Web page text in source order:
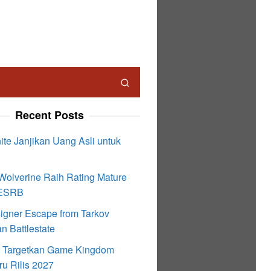
Recent Posts
Janjikan Uang Asli untuk
Raih Rating Mature
Escape from Tarkov
Battlestate
Game Kingdom
Rilis 2027